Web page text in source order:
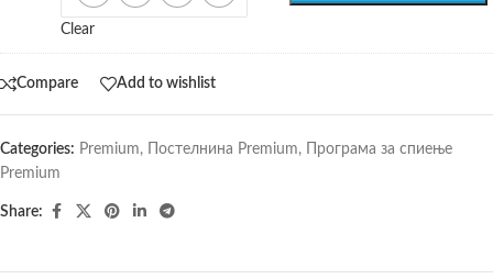
Clear
Compare Add to wishlist
Categories: Premium, Постелнина Premium,
Програма за спиење
Premium
Share: